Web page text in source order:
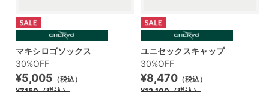
マキシロゴソックス
30%OFF
¥5,005 （税込）
ユニセックスキャップ
30%OFF
¥8,470 （税込）